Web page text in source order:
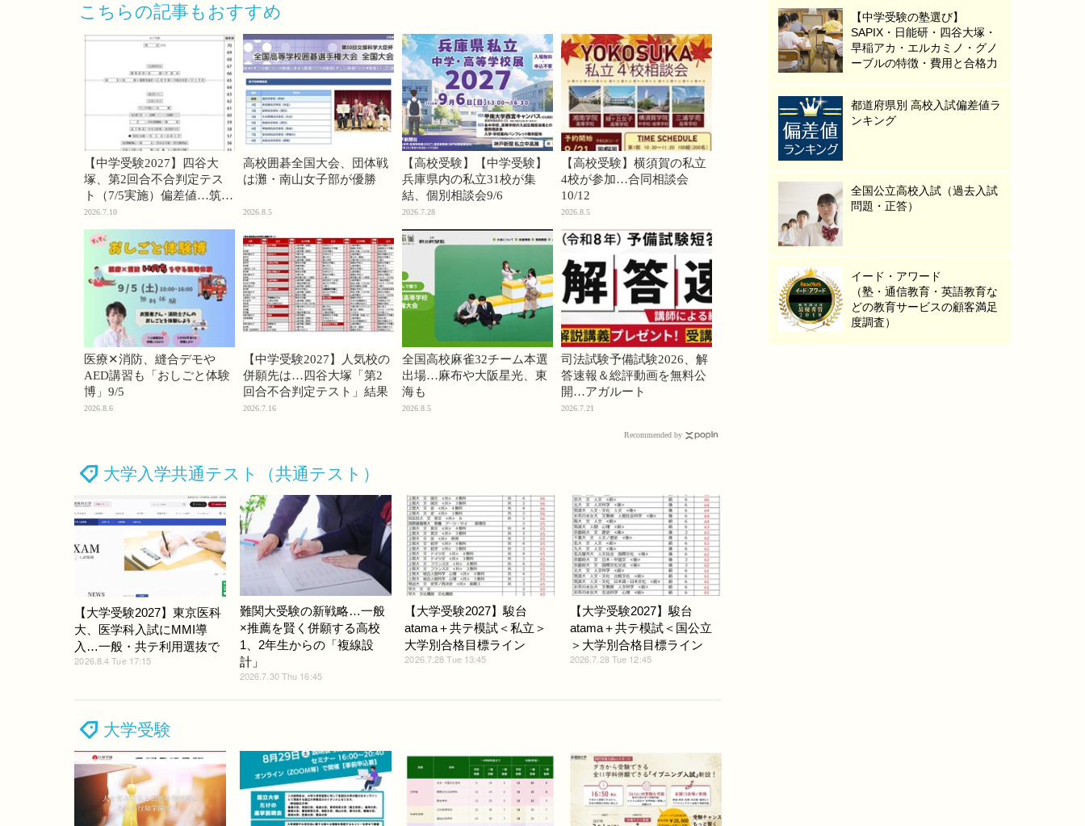
こちらの記事もおすすめ
【中学受験2027】四谷大
塚、第2回合不合判定テス
ト（7/5実施）偏差値…筑駒
74・桜蔭70＜PR＞
2026.7.10
高校囲碁全国大会、団体戦
は灘・南山女子部が優勝
2026.8.5
【高校受験】【中学受験】
兵庫県内の私立31校が集
結、個別相談会9/6
2026.7.28
【高校受験】横須賀の私立
4校が参加…合同相談会
10/12
2026.8.5
医療✕消防、縫合デモや
AED講習も「おしごと体験
博」9/5
2026.8.6
【中学受験2027】人気校の
併願先は…四谷大塚「第2
回合不合判定テスト」結果
2026.7.16
全国高校麻雀32チーム本選
出場…麻布や大阪星光、東
海も
2026.8.5
司法試験予備試験2026、解
答速報＆総評動画を無料公
開…アガルート
2026.7.21
Recommended by
大学入学共通テスト（共通テスト）
【大学受験2027】東京医科
大、医学科入試にMMI導
入…一般・共テ利用選抜で
2026.8.4 Tue 17:15
難関大受験の新戦略…一般
×推薦を賢く併願する高校
1、2年生からの「複線設
計」
2026.7.30 Thu 16:45
【大学受験2027】駿台
atama＋共テ模試＜私立＞
大学別合格目標ライン
2026.7.28 Tue 13:45
【大学受験2027】駿台
atama＋共テ模試＜国公立
＞大学別合格目標ライン
2026.7.28 Tue 12:45
大学受験
【中学受験の塾選び】
SAPIX・日能研・四谷大塚・
早稲アカ・エルカミノ・グノ
ーブルの特徴・費用と合格力
都道府県別 高校入試偏差値ラ
ンキング
全国公立高校入試（過去入試
問題・正答）
イード・アワード
（塾・通信教育・英語教育な
どの教育サービスの顧客満足
度調査）